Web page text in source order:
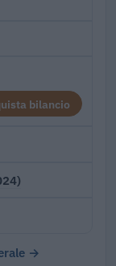
bilancio
→